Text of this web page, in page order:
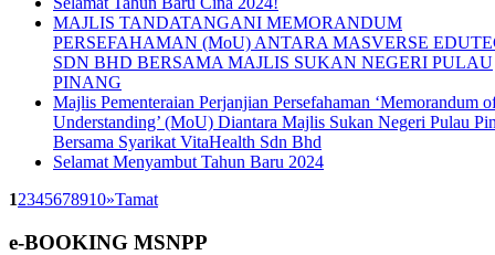
MAJLIS TANDATANGANI MEMORANDUM
PERSEFAHAMAN (MoU) ANTARA MASVERSE
SDN BHD BERSAMA MAJLIS SUKAN NEGERI PULAU
PINANG
Majlis Pementeraian Perjanjian Persefahaman ‘Memorandum
Understanding’ (MoU) Diantara Majlis Sukan Negeri Pulau
Bersama Syarikat VitaHealth Sdn Bhd
Selamat Menyambut Tahun Baru 2024
12345678910»Tamat
e-BOOKING MSNPP